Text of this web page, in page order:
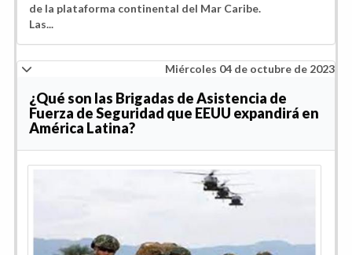
de la plataforma continental del Mar Caribe.
Las...
Miércoles 04 de octubre de 2023
¿Qué son las Brigadas de Asistencia de
Fuerza de Seguridad que EEUU expandirá en
América Latina?